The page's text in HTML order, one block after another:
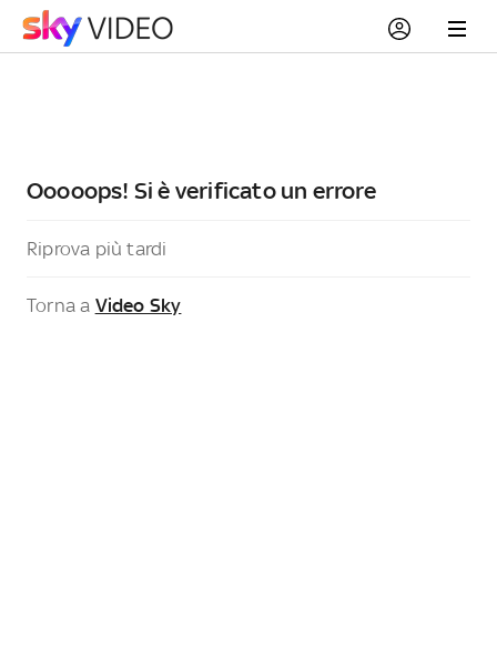
Ooooops! Si è verificato un errore
Riprova più tardi
Torna a Video Sky